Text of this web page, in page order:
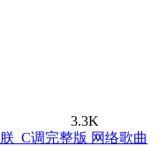
3.3K
网络歌曲